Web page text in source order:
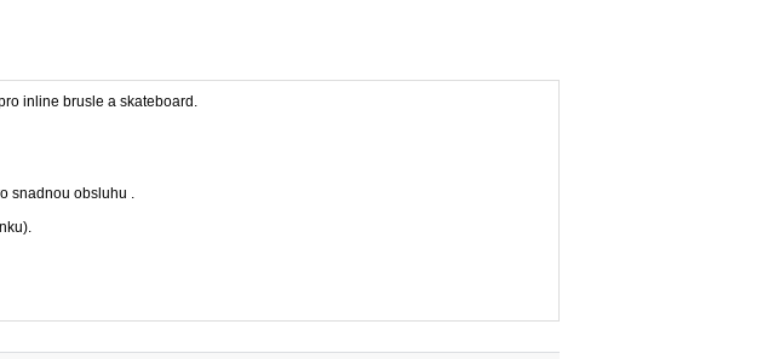
inline brusle a skateboard.
snadnou obsluhu .